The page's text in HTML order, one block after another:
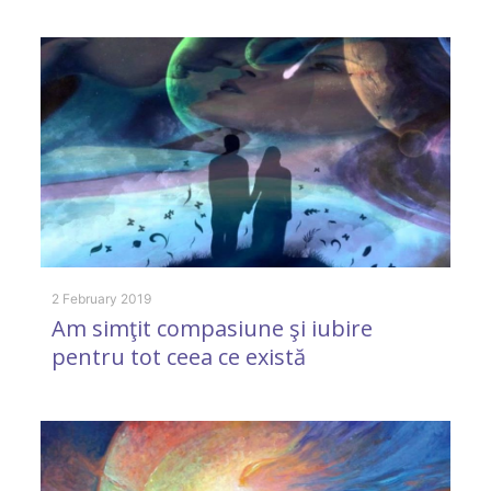
2 February 2019
Am simţit compasiune şi iubire
pentru tot ceea ce există